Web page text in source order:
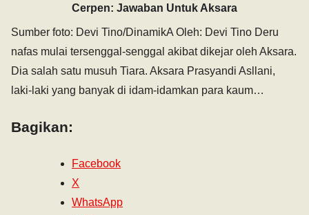
Cerpen: Jawaban Untuk Aksara
Sumber foto: Devi Tino/DinamikA Oleh: Devi Tino Deru
nafas mulai tersenggal-senggal akibat dikejar oleh Aksara.
Dia salah satu musuh Tiara. Aksara Prasyandi Asllani,
laki-laki yang banyak di idam-idamkan para kaum…
Bagikan:
Facebook
X
WhatsApp